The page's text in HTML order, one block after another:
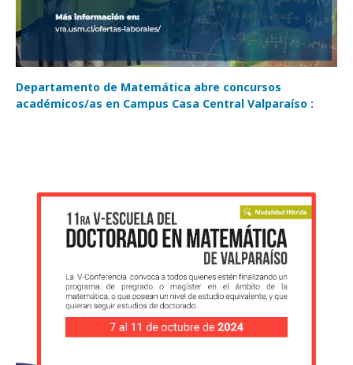
Departamento de Matemática abre concursos
académicos/as en Campus Casa Central Valparaíso :